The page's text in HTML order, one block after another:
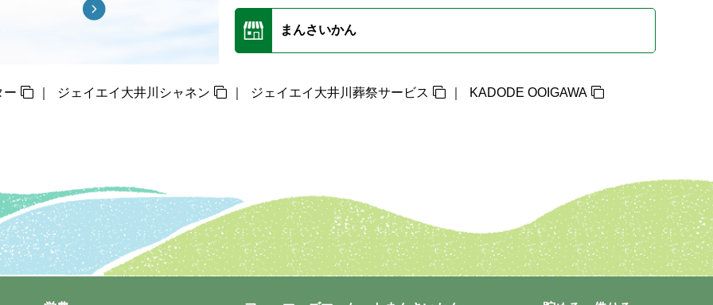
まんさいかん
ー ジェイエイ大井川シャネン ジェイエイ大井川葬祭サービス KADODE OOIGAWA